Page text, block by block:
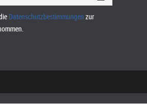
Datenschutzbestimmungen zur